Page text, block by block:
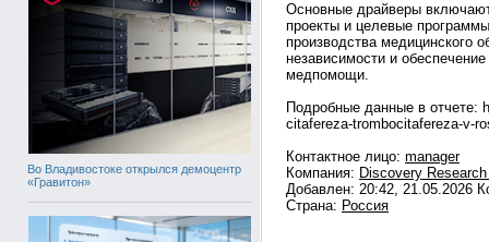
Во Владивостоке открылся демоцентр
«Гравитон»
Основные драйверы
проекты и целевые
производства медицинского
независимости и
медпомощи.
Подробные данные в отчете:
citafereza-trombocitafereza-v-
Контактное лицо: manager
Компания: Discovery
Добавлен: 20:42, 21.05.2026
Страна: Россия